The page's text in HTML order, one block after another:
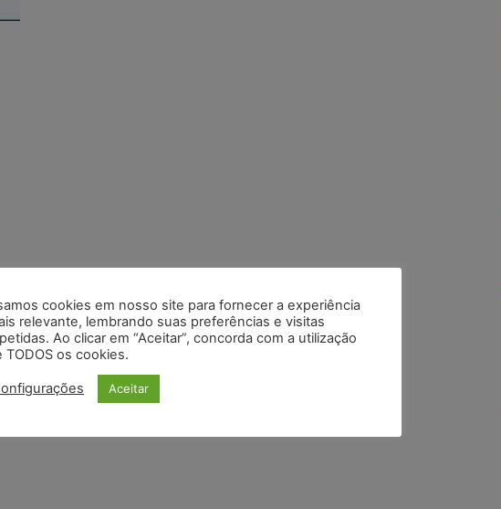
cookies em nosso site para fornecer a experiência
relevante, lembrando suas preferências e visitas
Ao clicar em “Aceitar”, concorda com a utilização
TODOS os cookies.
Aceitar